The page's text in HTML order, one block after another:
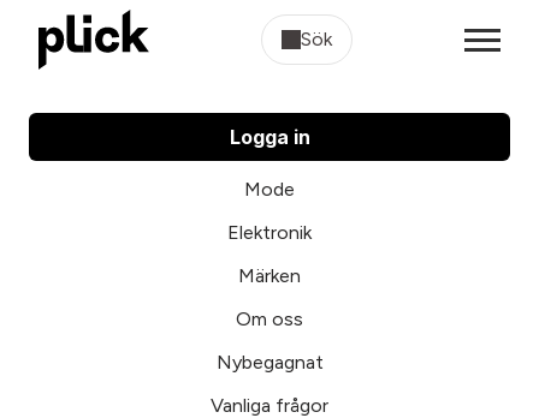
Sök
Logga in
Mode
Elektronik
Märken
Om oss
Nybegagnat
Vanliga frågor